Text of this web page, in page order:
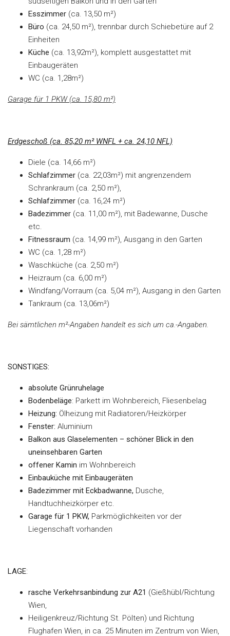
Esszimmer (ca. 13,50 m²)
Büro (ca. 24,50 m²), trennbar durch Schiebetüre auf 2
Einheiten
Küche (ca. 13,92m²), komplett ausgestattet mit
Einbaugeräten
WC (ca. 1,28m²)
Garage für 1 PKW (ca. 15,80 m²)
Erdgeschoß (ca. 85,20 m² WNFL + ca. 24,10 NFL)
Diele (ca. 14,66 m²)
Schlafzimmer (ca. 22,03m²) mit angrenzendem
Schrankraum (ca. 2,50 m²),
Schlafzimmer (ca. 16,24 m²)
Badezimmer (ca. 11,00 m²), mit Badewanne, Dusche
etc.
Fitnessraum (ca. 14,99 m²), Ausgang in den Garten
WC (ca. 1,28 m²)
Waschküche (ca. 2,50 m²)
Heizraum (ca. 6,00 m²)
Windfang/Vorraum (ca. 5,04 m²), Ausgang in den Garten
Tankraum (ca. 13,06m²)
Bei sämtlichen m²-Angaben handelt es sich um ca.-Angaben.
SONSTIGES:
absolute Grünruhelage
Bodenbeläge: Parkett im Wohnbereich, Fliesenbelag
Heizung: Ölheizung mit Radiatoren/Heizkörper
Fenster: Aluminium
Balkon aus Glaselementen – schöner Blick in den
uneinsehbaren Garten
offener Kamin im Wohnbereich
Einbauküche mit Einbaugeräten
Badezimmer mit Eckbadwanne, Dusche,
Handtuchheizkörper etc.
Garage für 1 PKW, Parkmöglichkeiten vor der
Liegenschaft vorhanden
LAGE:
rasche Verkehrsanbindung zur A21 (Gießhübl/Richtung
Wien,
Heiligenkreuz/Richtung St. Pölten) und Richtung
Flughafen Wien, in ca. 25 Minuten im Zentrum von Wien,